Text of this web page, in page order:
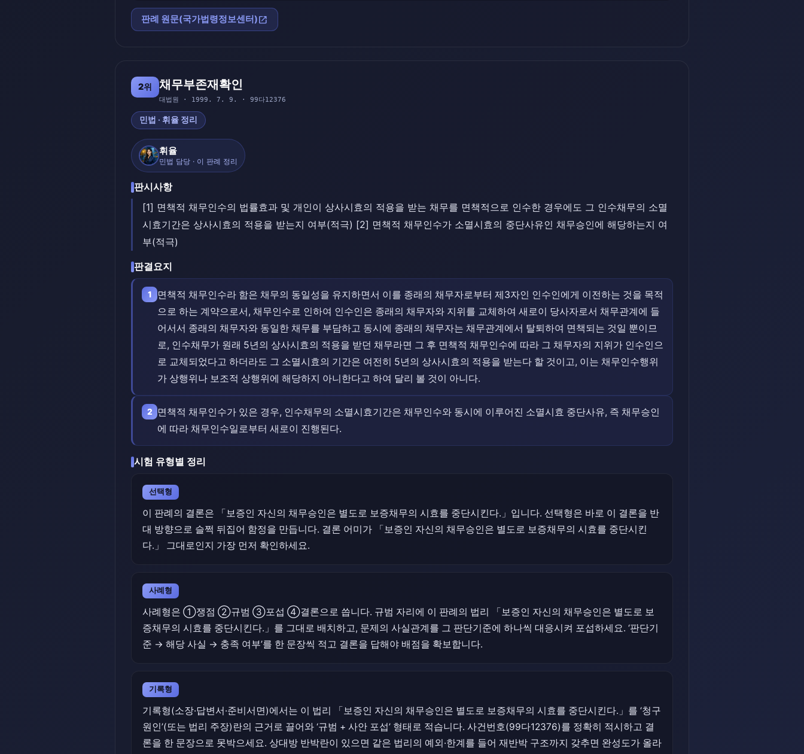
판례 원문(국가법령정보센터)open_in_new
2위 채무부존재확인
대법원 · 1999. 7. 9. · 99다12376
민법 · 휘율 정리
휘율
민법 담당 · 이 판례 정리
판시사항
[1] 면책적 채무인수의 법률효과 및 개인이 상사시효의 적용을 받는 채무를 면책적으로 인수한 경우에도 그 인수채무의 소멸
시효기간은 상사시효의 적용을 받는지 여부(적극) [2] 면책적 채무인수가 소멸시효의 중단사유인 채무승인에 해당하는지 여
부(적극)
판결요지
1
면책적 채무인수라 함은 채무의 동일성을 유지하면서 이를 종래의 채무자로부터 제3자인 인수인에게 이전하는 것을 목적
으로 하는 계약으로서, 채무인수로 인하여 인수인은 종래의 채무자와 지위를 교체하여 새로이 당사자로서 채무관계에 들
어서서 종래의 채무자와 동일한 채무를 부담하고 동시에 종래의 채무자는 채무관계에서 탈퇴하여 면책되는 것일 뿐이므
로, 인수채무가 원래 5년의 상사시효의 적용을 받던 채무라면 그 후 면책적 채무인수에 따라 그 채무자의 지위가 인수인으
로 교체되었다고 하더라도 그 소멸시효의 기간은 여전히 5년의 상사시효의 적용을 받는다 할 것이고, 이는 채무인수행위
가 상행위나 보조적 상행위에 해당하지 아니한다고 하여 달리 볼 것이 아니다.
2
면책적 채무인수가 있은 경우, 인수채무의 소멸시효기간은 채무인수와 동시에 이루어진 소멸시효 중단사유, 즉 채무승인
에 따라 채무인수일로부터 새로이 진행된다.
시험 유형별 정리
선택형
이 판례의 결론은 「보증인 자신의 채무승인은 별도로 보증채무의 시효를 중단시킨다.」입니다. 선택형은 바로 이 결론을 반
대 방향으로 슬쩍 뒤집어 함정을 만듭니다. 결론 어미가 「보증인 자신의 채무승인은 별도로 보증채무의 시효를 중단시킨
다.」 그대로인지 가장 먼저 확인하세요.
사례형
사례형은 ①쟁점 ②규범 ③포섭 ④결론으로 씁니다. 규범 자리에 이 판례의 법리 「보증인 자신의 채무승인은 별도로 보
증채무의 시효를 중단시킨다.」를 그대로 배치하고, 문제의 사실관계를 그 판단기준에 하나씩 대응시켜 포섭하세요. ‘판단기
준 → 해당 사실 → 충족 여부’를 한 문장씩 적고 결론을 답해야 배점을 확보합니다.
기록형
기록형(소장·답변서·준비서면)에서는 이 법리 「보증인 자신의 채무승인은 별도로 보증채무의 시효를 중단시킨다.」를 ‘청구
원인’(또는 법리 주장)란의 근거로 끌어와 ‘규범 + 사안 포섭’ 형태로 적습니다. 사건번호(99다12376)를 정확히 적시하고 결
론을 한 문장으로 못박으세요. 상대방 반박란이 있으면 같은 법리의 예외·한계를 들어 재반박 구조까지 갖추면 완성도가 올라